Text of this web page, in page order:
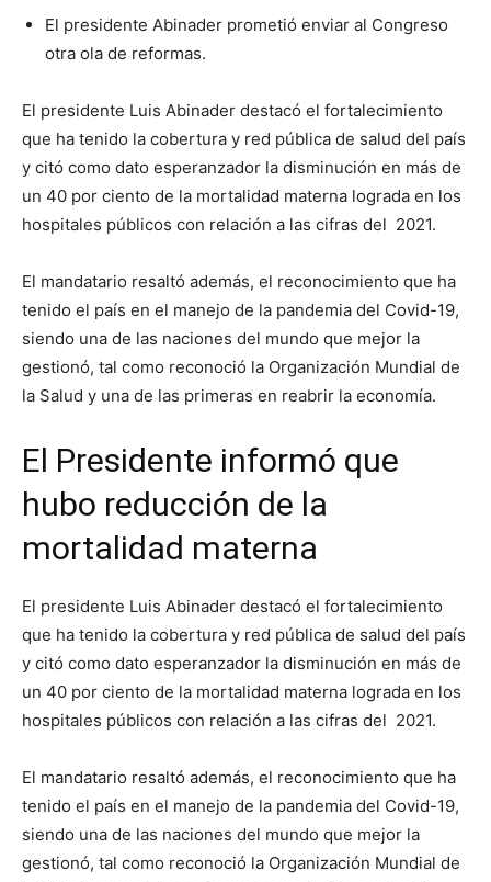
El presidente Abinader prometió enviar al Congreso
otra ola de reformas.
El presidente Luis Abinader destacó el fortalecimiento
que ha tenido la cobertura y red pública de salud del país
y citó como dato esperanzador la disminución en más de
un 40 por ciento de la mortalidad materna lograda en los
hospitales públicos con relación a las cifras del 2021.
El mandatario resaltó además, el reconocimiento que ha
tenido el país en el manejo de la pandemia del Covid-19,
siendo una de las naciones del mundo que mejor la
gestionó, tal como reconoció la Organización Mundial de
la Salud y una de las primeras en reabrir la economía.
El Presidente informó que
hubo reducción de la
mortalidad materna
El presidente Luis Abinader destacó el fortalecimiento
que ha tenido la cobertura y red pública de salud del país
y citó como dato esperanzador la disminución en más de
un 40 por ciento de la mortalidad materna lograda en los
hospitales públicos con relación a las cifras del 2021.
El mandatario resaltó además, el reconocimiento que ha
tenido el país en el manejo de la pandemia del Covid-19,
siendo una de las naciones del mundo que mejor la
gestionó, tal como reconoció la Organización Mundial de